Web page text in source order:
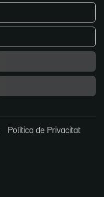
Política de Privacitat